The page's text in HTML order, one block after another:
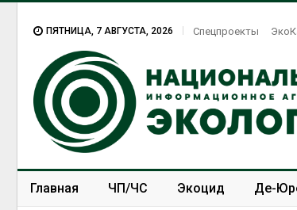
ПЯТНИЦА, 7 АВГУСТА, 2026 Спецпроекты
Главная ЧП/ЧС Экоцид Де-